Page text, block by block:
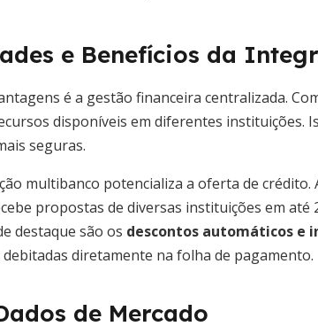
e Benefícios da
é a gestão financeira centralizada.
disponíveis em diferentes instituições.
seguras.
multibanco potencializa a oferta de
propostas de diversas instituições em
destaque são os descontos automáticos e
diretamente na folha de pagamento.
de Mercado